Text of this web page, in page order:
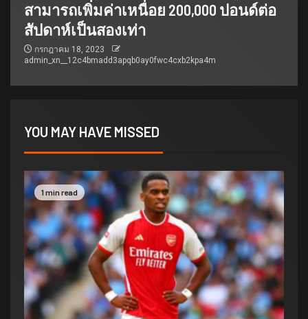
สามารถเพิ่มค่าเหนื่อย 200,000 ปอนด์ต่อ
สัปดาห์เป็นสองเท่า
กรกฎาคม 18, 2023
admin_xn__12c4bmadd3apqb0ay0fwc4cxb2kpa4m
YOU MAY HAVE MISSED
1 min read